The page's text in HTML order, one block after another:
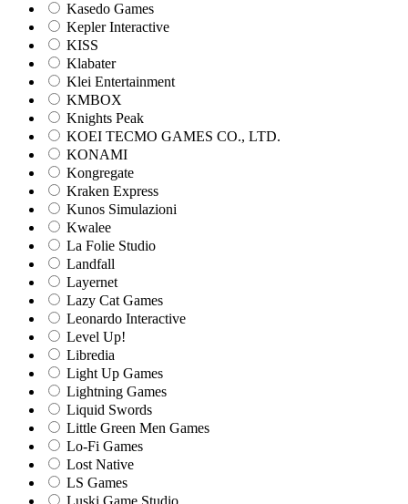
Kasedo Games
Kepler Interactive
KISS
Klabater
Klei Entertainment
KMBOX
Knights Peak
KOEI TECMO GAMES CO., LTD.
KONAMI
Kongregate
Kraken Express
Kunos Simulazioni
Kwalee
La Folie Studio
Landfall
Layernet
Lazy Cat Games
Leonardo Interactive
Level Up!
Libredia
Light Up Games
Lightning Games
Liquid Swords
Little Green Men Games
Lo-Fi Games
Lost Native
LS Games